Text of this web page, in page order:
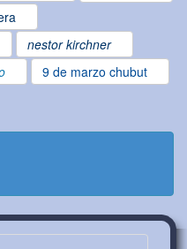
nestor kirchner
9 de marzo chubut